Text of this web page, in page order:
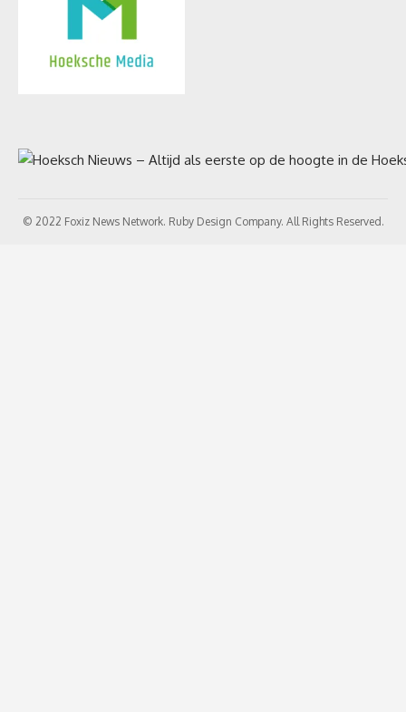
© 2022 Foxiz News Network. Ruby Design Company. All Rights Reserved.